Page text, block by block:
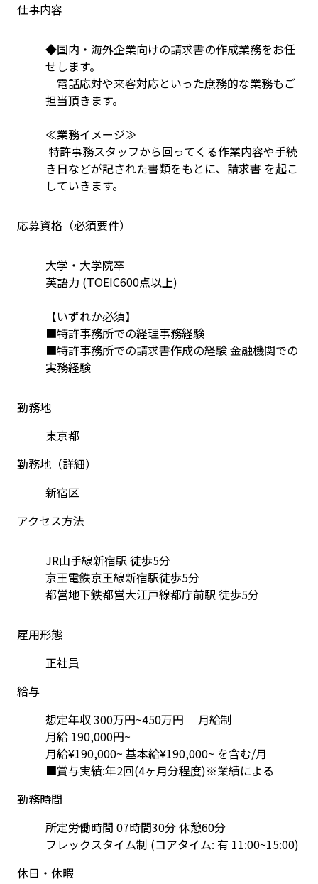
仕事内容
◆国内・海外企業向けの請求書の作成業務をお任
せします。
電話応対や来客対応といった庶務的な業務もご
担当頂きます。
≪業務イメージ≫
き日などが記された書類をもとに、請求書 を起こ
していきます。
応募資格（必須要件）
大学・大学院卒
英語力 (TOEIC600点以上)
【いずれか必須】
■特許事務所での経理事務経験
■特許事務所での請求書作成の経験 金融機関での
実務経験
勤務地
東京都
勤務地（詳細）
新宿区
アクセス方法
JR山手線新宿駅 徒歩5分
京王電鉄京王線新宿駅徒歩5分
都営地下鉄都営大江戸線都庁前駅 徒歩5分
雇用形態
正社員
給与
想定年収 300万円~450万円 　月給制
月給 190,000円~
月給¥190,000~ 基本給¥190,000~ を含む/月
■賞与実績:年2回(4ヶ月分程度)※業績による
勤務時間
所定労働時間 07時間30分 休憩60分
休日・休暇